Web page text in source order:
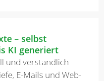
– selbst
KI generiert
und verständlich
E-Mails und Web-